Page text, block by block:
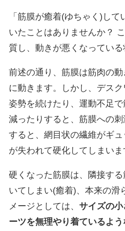
「筋膜が癒着(ゆちゃく)し
いたことはありませんか？
質し、動きが悪くなっている
前述の通り、筋膜は筋肉の
に動きます。しかし、デス
姿勢を続けたり、運動不足
減ったりすると、筋膜への刺
すると、網目状の繊維がギ
が失われて硬化してしまいま
硬くなった筋膜は、隣接す
いてしまい(癒着)、本来の滑
メージとしては、 サイズの
ーツを無理やり着ているよ